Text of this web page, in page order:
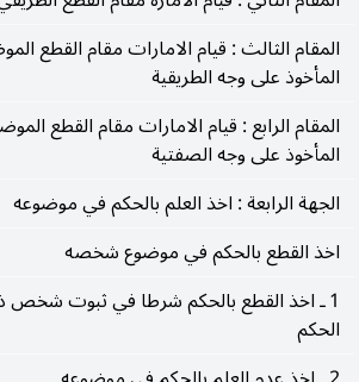
المقام الثالث : قيام الامارات مقام القطع
المأخوذ على وجه الطريقية
المقام الرابع : قيام الامارات مقام القطع
المأخوذ على وجه الصفتية
الجهة الرابعة : اخذ العلم بالحكم في موضوعه
اخذ القطع بالحكم في موضوع شخصه
1 ـ اخذ القطع بالحكم شرطا في ثبوت
الحكم
كل من القسمين إلى ما يكون القطع
الحكم وما يكون جزء الموضوع
جزءه الآخر.
وقد أثير الإشكال على كل من
اما بالنسبة إلى تقسيم الشيخ (
الموضوعي دائما يكون مأخوذا